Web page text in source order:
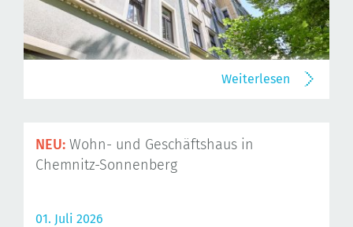
Weiterlesen
NEU: Wohn- und Geschäftshaus in
Chemnitz-Sonnenberg
01. Juli 2026